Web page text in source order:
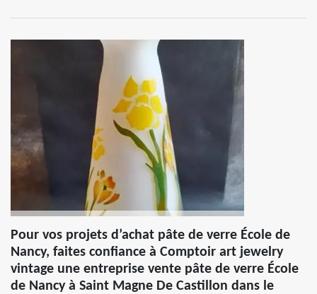
Pour vos projets d’achat pâte de verre École de
Nancy, faites confiance à Comptoir art jewelry
vintage une entreprise vente pâte de verre École
de Nancy à Saint Magne De Castillon dans le